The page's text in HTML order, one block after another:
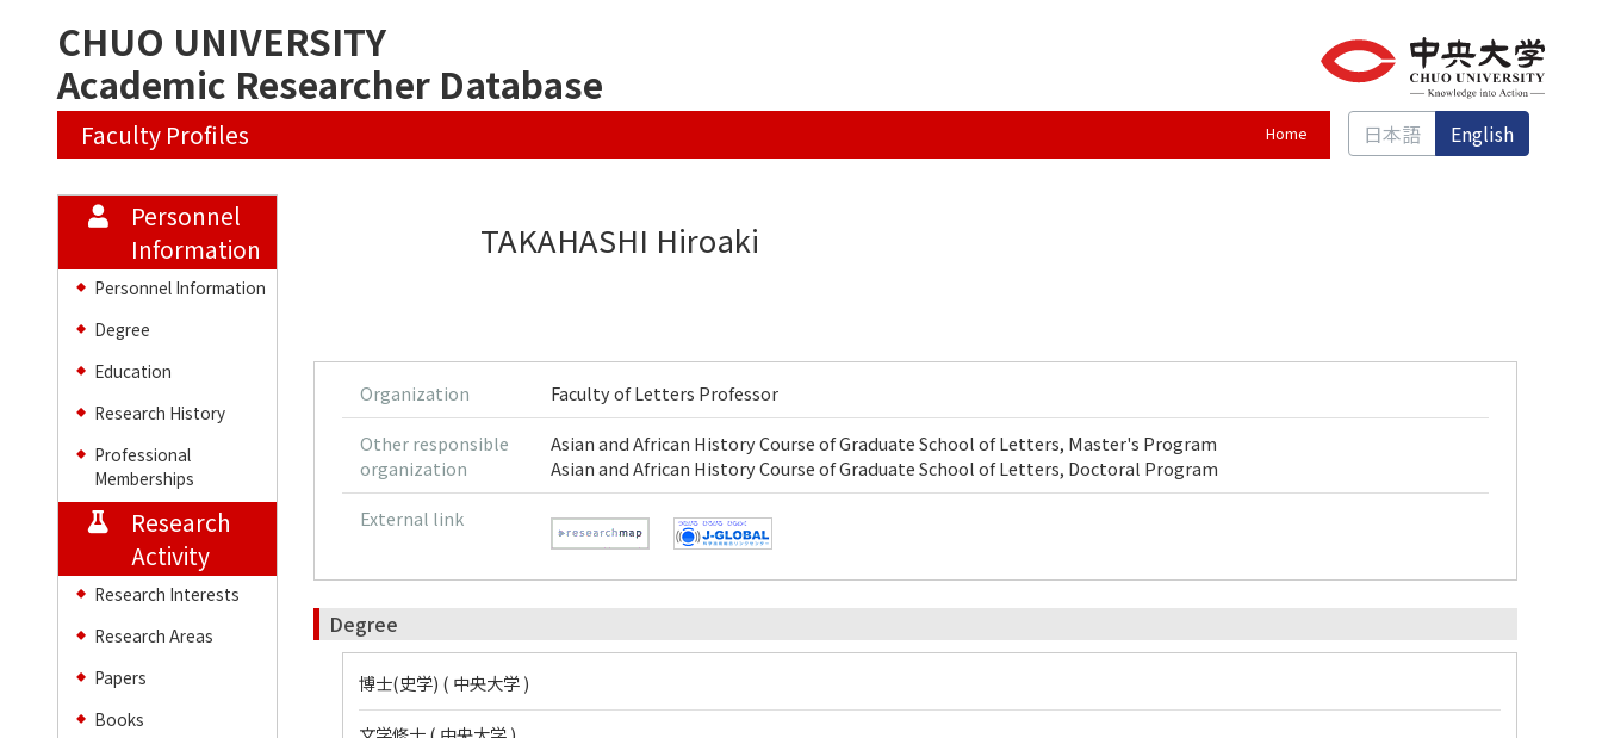
CHUO UNIVERSITY
Academic Researcher Database
Faculty Profiles Home 日本語 English
Personnel
Information
◆ Personnel Information
◆ Degree
◆ Education
◆ Research History
◆
Professional
Memberships
Research
Activity
◆ Research Interests
◆ Research Areas
◆ Papers
◆ Books
TAKAHASHI Hiroaki
Organization
Faculty of Letters Professor
Other responsible
organization
Asian and African History Course of Graduate School of Letters, Master's Program
Asian and African History Course of Graduate School of Letters, Doctoral Program
External link
Degree
博士(史学) ( 中央大学 )